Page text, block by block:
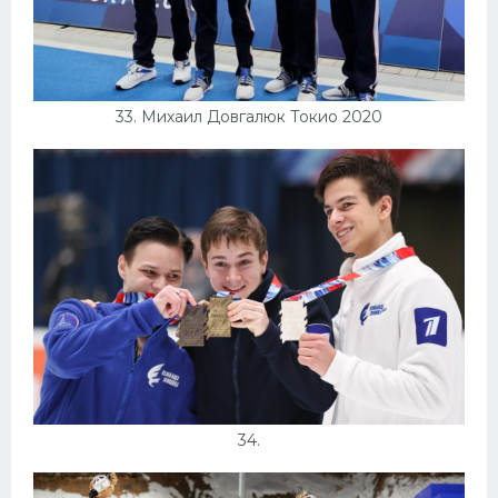
33. Михаил Довгалюк Токио 2020
34.